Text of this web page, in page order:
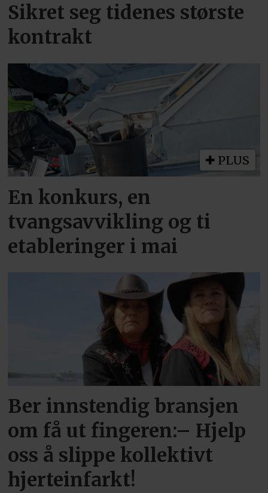
Sikret seg tidenes største
kontrakt
PLUS
En konkurs, en
tvangsavvikling og ti
etableringer i mai
Ber innstendig bransjen
om få ut fingeren:– Hjelp
oss å slippe kollektivt
hjerteinfarkt!